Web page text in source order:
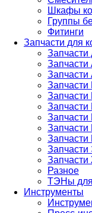
Шкафы
Группы
Фитинги
Запчасти для
Запчасти
Запчасти
Запчасти
Запчасти
Запчасти
Запчасти
Запчасти
Запчасти
Запчасти
Разное
ТЭНы для
Инструменты